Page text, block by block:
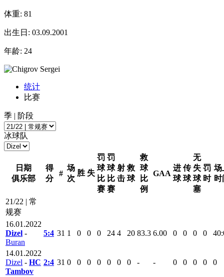
体重: 81
出生日: 03.09.2001
年龄: 24
统计
比赛
季 | 阶段
冰球队
日期
俱乐部
得
分
#
场
次
胜 失
罚
球
比
赛
罚
球
比
赛
射
击
救
球
救
球
比
例
GAA
进
球
传
球
无
失
球
塞
罚
时
场
21/22 | 常
规赛
16.01.2022
Dizel -
Buran
5:4 31 1 0 0 0 24 4 20 83.3 6.00 0 0 0 0
14.01.2022
Dizel - HC
Tambov
2:4 31 0 0 0 0 0 0 0 - - 0 0 0 0 0